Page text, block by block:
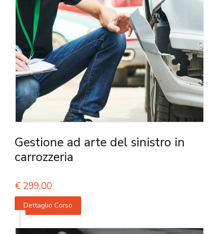
Gestione ad arte del sinistro in
carrozzeria
€ 299,00
Dettaglio Corso